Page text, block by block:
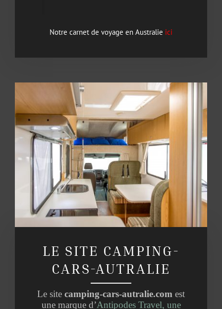
Notre carnet de voyage en Australie ici
LE SITE CAMPING-
CARS-AUTRALIE
Le site camping-cars-autralie.com est
une marque d’Antipodes Travel, une